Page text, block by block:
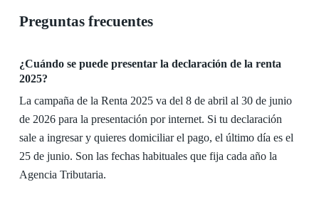
Preguntas frecuentes
¿Cuándo se puede presentar la declaración de la renta
2025?
La campaña de la Renta 2025 va del 8 de abril al 30 de junio
de 2026 para la presentación por internet. Si tu declaración
sale a ingresar y quieres domiciliar el pago, el último día es el
25 de junio. Son las fechas habituales que fija cada año la
Agencia Tributaria.